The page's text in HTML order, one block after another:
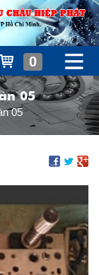
0
05
05